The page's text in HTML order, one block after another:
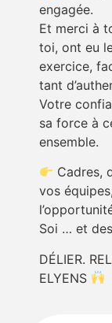
engagée.
Et merci à
toi, ont eu
exercice,
tant
Votre
sa force à
ensemble.
Cadres,
vos
Soi … et
DÉLIER.
ELYENS